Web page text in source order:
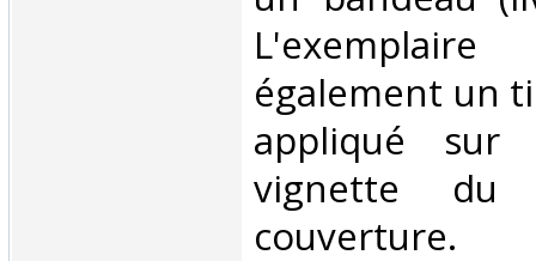
également un
appliqué
vignette